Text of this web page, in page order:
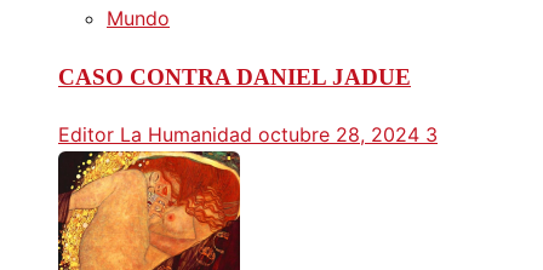
Mundo
CASO CONTRA DANIEL JADUE
Editor La Humanidad octubre 28, 2024 3